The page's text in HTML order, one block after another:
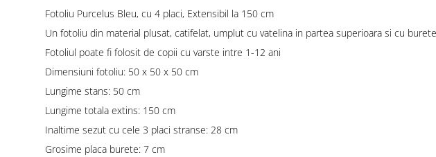
Fotoliu Purcelus Bleu, cu 4 placi, Extensibil la 150 cm
Un fotoliu din material plusat, catifelat, umplut cu vatelina in partea superioara si cu
Fotoliul poate fi folosit de copii cu varste intre 1-12 ani
Dimensiuni fotoliu: 50 x 50 x 50 cm
Lungime stans: 50 cm
Lungime totala extins: 150 cm
Inaltime sezut cu cele 3 placi stranse: 28 cm
Grosime placa burete: 7 cm